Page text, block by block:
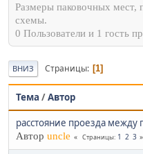
Размеры паковочных мест,
схемы.
0 Пользователи и 1 гость
ВНИЗ Страницы 1
Тема /Автор
расстояние проезда
Автор uncle Страницы 1 2 3